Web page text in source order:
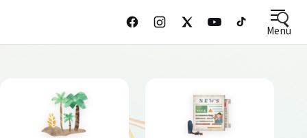
Menu